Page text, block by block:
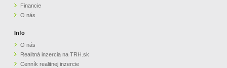
Financie
O nás
Info
O nás
Realitná inzercia na TRH.sk
Cenník realitnej inzercie